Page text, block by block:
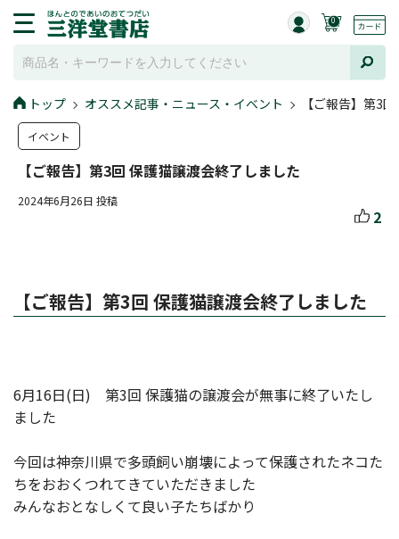
0
トップ オススメ記事・ニュース・イベント 【ご報告】第3
イベント
【ご報告】第3回 保護猫譲渡会終了しました
2024年6月26日 投稿
2
【ご報告】第3回 保護猫譲渡会終了しました
6月16日(日) 第3回 保護猫の譲渡会が無事に終了いたし
ました
今回は神奈川県で多頭飼い崩壊によって保護されたネコた
ちをおおくつれてきていただきました
みんなおとなしくて良い子たちばかり